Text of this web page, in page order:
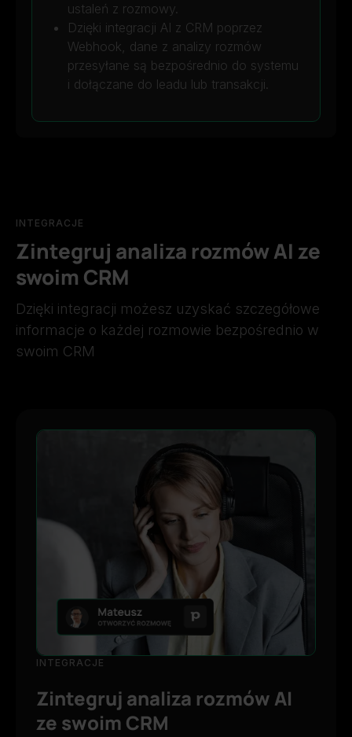
ustaleń z rozmowy.
Dzięki integracji AI z CRM poprzez
Webhook, dane z analizy rozmów
przesyłane są bezpośrednio do systemu
i dołączane do leadu lub transakcji.
INTEGRACJE
Zintegruj analiza rozmów AI ze
swoim CRM
Dzięki integracji możesz uzyskać szczegółowe
informacje o każdej rozmowie bezpośrednio w
swoim CRM
INTEGRACJE
Zintegruj analiza rozmów AI
ze swoim CRM